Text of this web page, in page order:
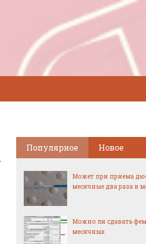
Популярное Новое
Может при приема
месячные два раза в
Можно ли сдавать
месячных